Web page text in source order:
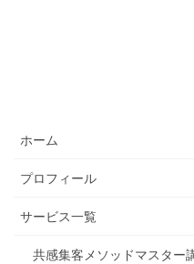
ホーム
プロフィール
サービス一覧
共感集客メソッドマスター